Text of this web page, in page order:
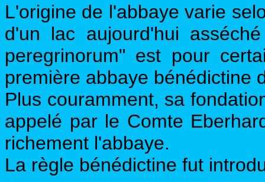
L'origine de l'abbaye varie
d'un lac aujourd'hui
peregrinorum" est pour
première abbaye bénédictine
Plus couramment, sa
appelé par le Comte
richement l'abbaye.
La règle bénédictine fut